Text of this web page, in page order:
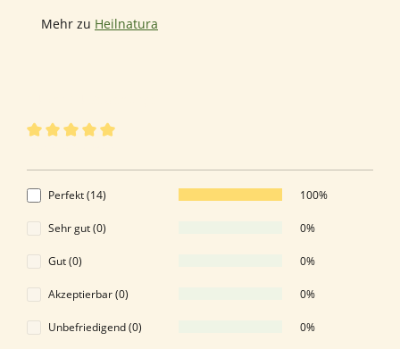
Mehr zu Heilnatura
Perfekt (14) 100%
Sehr gut (0) 0%
Gut (0) 0%
Akzeptierbar (0) 0%
Unbefriedigend (0) 0%